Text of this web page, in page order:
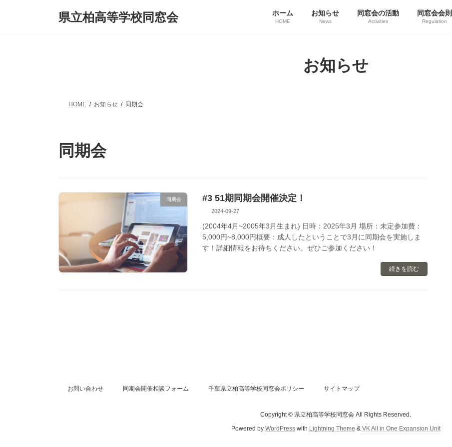
県立柏高等学校同窓会 ホーム
HOME
お知らせ
News
同窓会の活動
Activities
同窓会会則
Regulation
お知らせ
HOME お知らせ 同期会
同期会
同期会 #3 51期同期会開催決定！
2024-09-27
(2004年4月~2005年3月生まれ) 日時：2025年3月 場所：未定参加費：
5,000円~8,000円概要：成人したということで3月に同期会を実施しま
す！詳細情報をお待ちください。ぜひご参加ください！
続きを読む
お問い合わせ 同期会開催相談フォーム 千葉県立柏高等学校同窓会ポリシー サイトマップ
Copyright © 県立柏高等学校同窓会 All Rights Reserved.
Powered by WordPresswith Lightning Theme & VK All in One Expansion Unit